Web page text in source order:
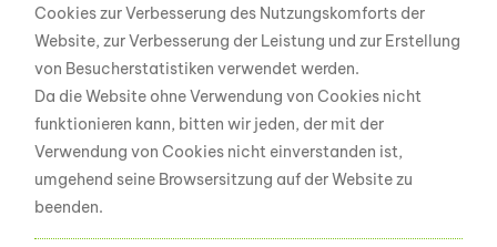
Cookies zur Verbesserung des Nutzungskomforts der
Website, zur Verbesserung der Leistung und zur Erstellung
von Besucherstatistiken verwendet werden.
Da die Website ohne Verwendung von Cookies nicht
funktionieren kann, bitten wir jeden, der mit der
Verwendung von Cookies nicht einverstanden ist,
umgehend seine Browsersitzung auf der Website zu
beenden.